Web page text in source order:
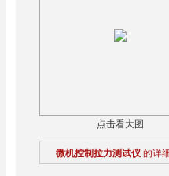
点击看大图
微机控制拉力测试仪 的详